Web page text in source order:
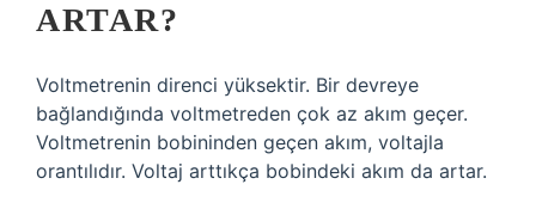
ARTAR?
Voltmetrenin direnci yüksektir. Bir devreye
bağlandığında voltmetreden çok az akım geçer.
Voltmetrenin bobininden geçen akım, voltajla
orantılıdır. Voltaj arttıkça bobindeki akım da artar.